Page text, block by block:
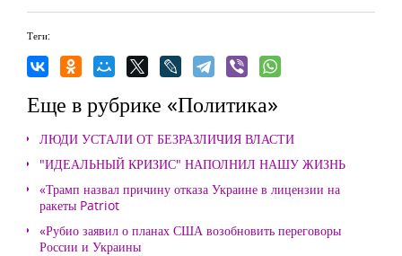
Теги:
Еще в рубрике «Политика»
ЛЮДИ УСТАЛИ ОТ БЕЗРАЗЛИЧИЯ ВЛАСТИ
"ИДЕАЛЬНЫЙ КРИЗИС" НАПОЛНИЛ НАШУ ЖИЗНЬ
«Трамп назвал причину отказа Украине в лицензии на
ракеты Patriot
«Рубио заявил о планах США возобновить переговоры
России и Украины